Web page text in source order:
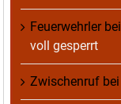
Feuerwehrlerbei
voll gesperrt
Zwischenruf bei